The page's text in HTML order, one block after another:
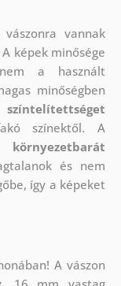
vannak
A képek minősége
a használt
minőségben
színektől. A
környezetbarát
és nem
így a képeket
A vászon